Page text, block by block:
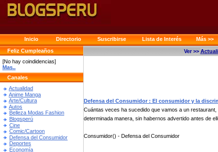
Inicio Directorio Suscribirse Lista de Interés
Más >>
Feliz Cumpleaños
[No hay coindidencias]
Mas..
Canales
Actualidad
Anime Manga
Arte/Cultura
Autos
Belleza Modas Fashion
Blogsperú
Cine
Comic/Cartoon
Defensa del Consumidor
Deportes
Economía
Ver >>
Defensa del Consumidor : El consumidor y la
Cuántas veces ha sucedido que vamos a un
determinada manera, sin habernos advertido antes de
Consumidor() - Defensa del Consumidor